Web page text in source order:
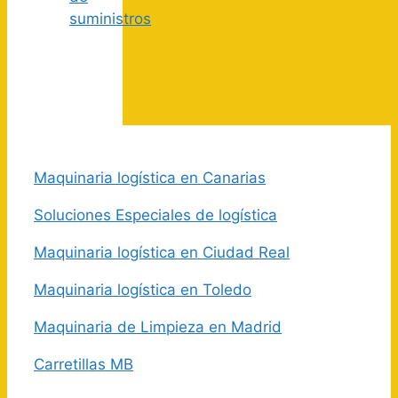
suministros
Maquinaria logística en Canarias
Soluciones Especiales de logística
Maquinaria logística en Ciudad Real
Maquinaria logística en Toledo
Maquinaria de Limpieza en Madrid
Carretillas MB